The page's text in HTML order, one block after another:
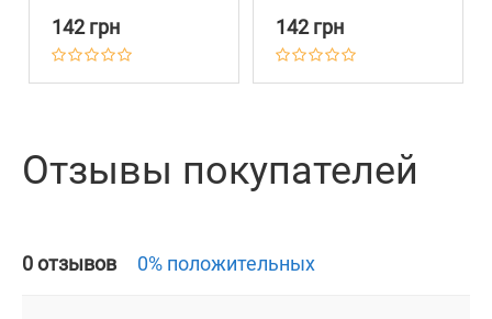
Волна Горчица
142 грн
Волна Фиолетовый
142 грн
Отзывы покупателей
0 отзывов 0% положительных